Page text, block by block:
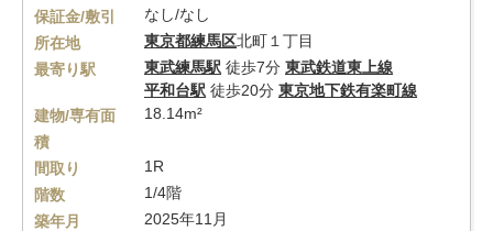
保証金/敷引
なし/なし
所在地
東京都練馬区北町１丁目
最寄り駅
東武練馬駅 徒歩7分 東武鉄道東上線
平和台駅 徒歩20分 東京地下鉄有楽町線
建物/専有面
積
18.14m²
間取り
1R
階数
1/4階
築年月
2025年11月